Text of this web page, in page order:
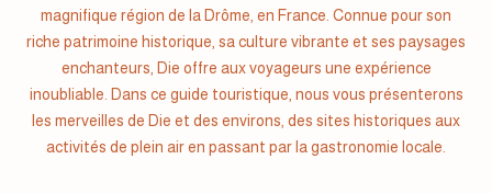
magnifique région de la Drôme, en France. Connue pour son
riche patrimoine historique, sa culture vibrante et ses paysages
enchanteurs, Die offre aux voyageurs une expérience
inoubliable. Dans ce guide touristique, nous vous présenterons
les merveilles de Die et des environs, des sites historiques aux
activités de plein air en passant par la gastronomie locale.